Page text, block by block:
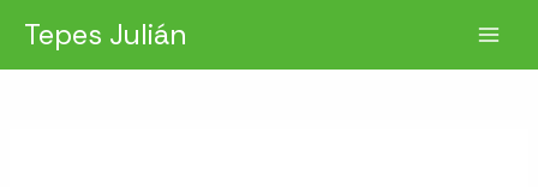
contenido
Tepes Julián